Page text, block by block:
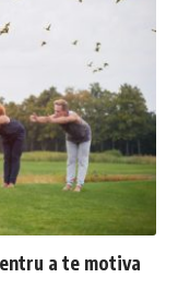
a te motiva